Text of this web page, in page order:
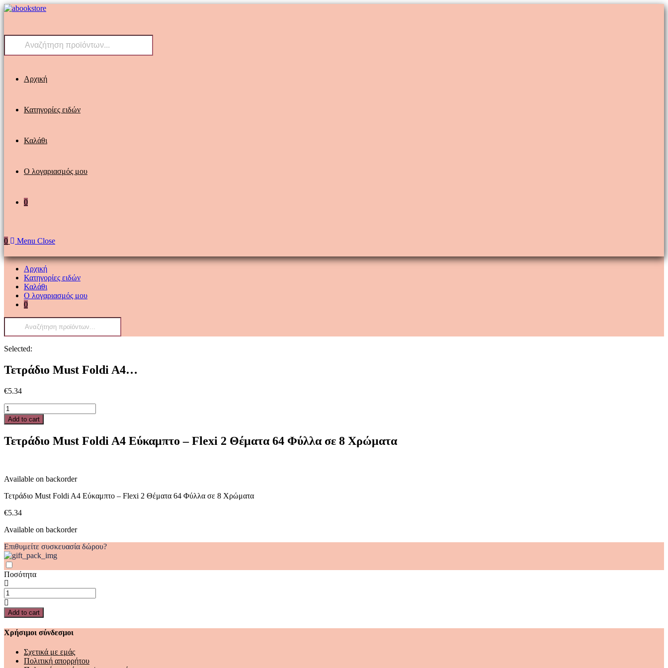
Skip
Products
Αρχική
Κατηγορίες ειδών
Καλάθι
Ο λογαριασμός μου
0
0 Menu Close
Αρχική
Κατηγορίες ειδών
Καλάθι
Ο λογαριασμός μου
0
Products
Selected:
Τετράδιο Must Foldi A4…
€5.34
Τετράδιο
Must
Foldi
Εύκαμπτο
Θέματα
Φύλλα
8
quantity
Add to cart
Τετράδιο Must Foldi A4 Εύκαμπτο – Flexi 2 Θέματα 64 Φύλλα σε 8 Χρώματα
Available on backorder
Τετράδιο Must Foldi A4 Εύκαμπτο – Flexi 2 Θέματα 64 Φύλλα σε 8 Χρώματα
€5.34
Available on backorder
Επιθυμείτε συσκευασία δώρου?
Ποσότητα
Τετράδιο
Must
Foldi
A4
Εύκαμπτο
-
Θέματα
Add to cart
Χρήσιμοι σύνδεσμοι
Σχετικά με εμάς
Πολιτική απορρήτου